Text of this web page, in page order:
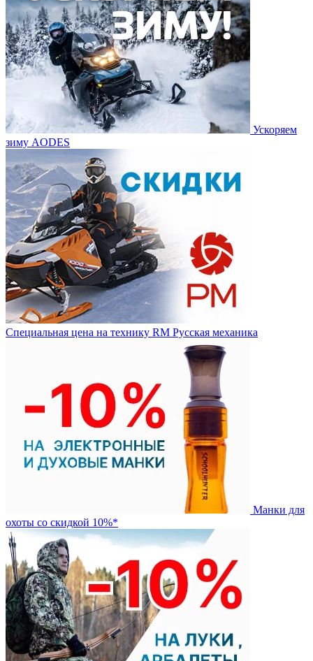
Ускоряем
зиму AODES
Специальная цена на технику RM Русская механика
Манки для
охоты со скидкой 10%*